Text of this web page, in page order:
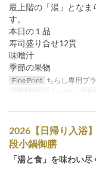
最上階の「湯」となま
す。
本日の１品
寿司盛り合せ12貫
味噌汁
季節の果物
Fine Print ちらし専用プ
Valid Dates
Apr 01 ~
2026【日帰り入浴
段小鍋御膳
「湯と食」を味わい